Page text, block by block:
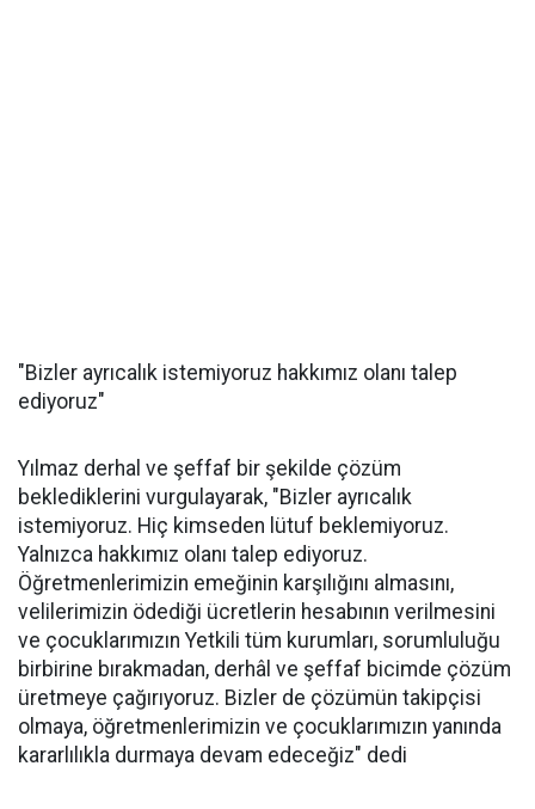
"Bizler ayrıcalık istemiyoruz hakkımız olanı talep
ediyoruz"
Yılmaz derhal ve şeffaf bir şekilde çözüm
beklediklerini vurgulayarak, "Bizler ayrıcalık
istemiyoruz. Hiç kimseden lütuf beklemiyoruz.
Yalnızca hakkımız olanı talep ediyoruz.
Öğretmenlerimizin emeğinin karşılığını almasını,
velilerimizin ödediği ücretlerin hesabının verilmesini
ve çocuklarımızın Yetkili tüm kurumları, sorumluluğu
birbirine bırakmadan, derhâl ve şeffaf bicimde çözüm
üretmeye çağırıyoruz. Bizler de çözümün takipçisi
olmaya, öğretmenlerimizin ve çocuklarımızın yanında
kararlılıkla durmaya devam edeceğiz" dedi